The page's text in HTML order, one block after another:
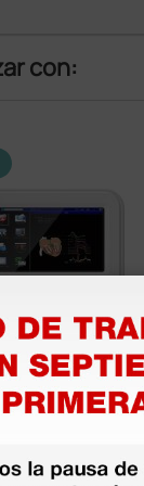
con:
canales,